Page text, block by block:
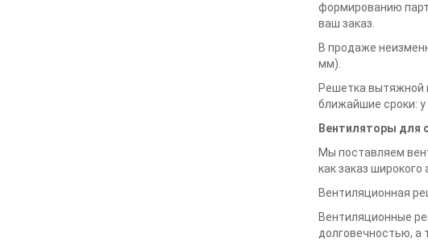
формированию
ваш заказ.
В продаже
мм).
Решетка вытяжной
ближайшие сроки: у
Вентиляторы для
Мы поставляем
как заказ
Вентиляционная
Вентиляционные
долговечностью, а